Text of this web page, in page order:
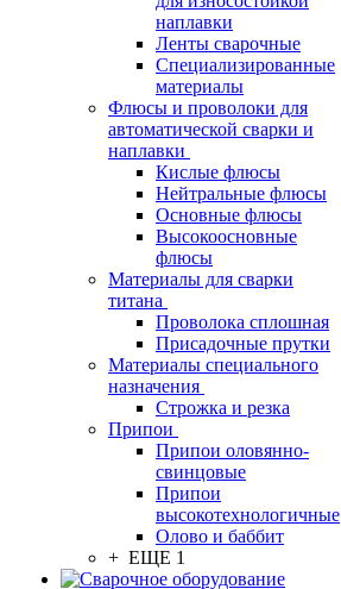
наплавки
Ленты сварочные
Специализированные
материалы
Флюсы и проволоки для
автоматической сварки и
наплавки
Кислые флюсы
Нейтральные флюсы
Основные флюсы
Высокоосновные
флюсы
Материалы для сварки
титана
Проволока сплошная
Присадочные прутки
Материалы специального
назначения
Строжка и резка
Припои
Припои оловянно-
свинцовые
Припои
высокотехнологичные
Олово и баббит
+ ЕЩЕ 1